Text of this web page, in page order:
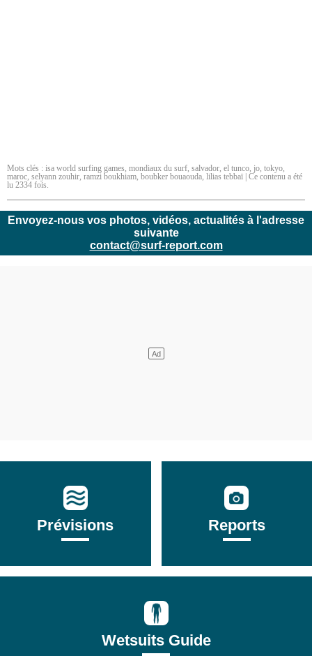
Mots clés : isa world surfing games, mondiaux du surf, salvador, el tunco, jo, tokyo,
maroc, selyann zouhir, ramzi boukhiam, boubker bouaouda, lilias tebbaï | Ce contenu a été
lu 2334 fois.
Envoyez-nous vos photos, vidéos, actualités à l'adresse
suivante
contact@surf-report.com
Prévisions Reports
Wetsuits Guide